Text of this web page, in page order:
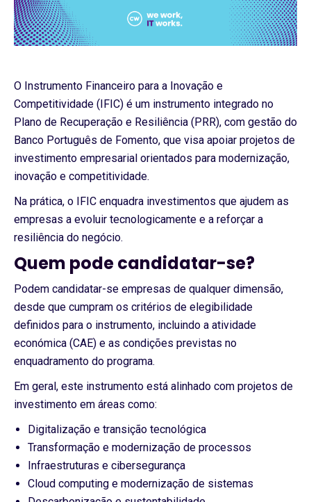
O Instrumento Financeiro para a Inovação e
Competitividade (IFIC) é um instrumento integrado no
Plano de Recuperação e Resiliência (PRR), com gestão do
Banco Português de Fomento, que visa apoiar projetos de
investimento empresarial orientados para modernização,
inovação e competitividade.
Na prática, o IFIC enquadra investimentos que ajudem as
empresas a evoluir tecnologicamente e a reforçar a
resiliência do negócio.
Quem pode candidatar-se?
Podem candidatar-se empresas de qualquer dimensão,
desde que cumpram os critérios de elegibilidade
definidos para o instrumento, incluindo a atividade
económica (CAE) e as condições previstas no
enquadramento do programa.
Em geral, este instrumento está alinhado com projetos de
investimento em áreas como:
Digitalização e transição tecnológica
Transformação e modernização de processos
Infraestruturas e cibersegurança
Cloud computing e modernização de sistemas